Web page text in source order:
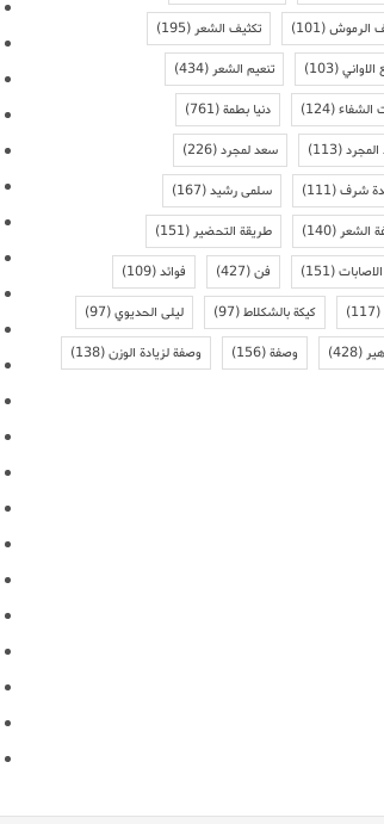
الرموش(101) تكثيف الشعر(195)
الاواني(103) تنعيم الشعر(434)
الشفاء(124) دنيا بطمة(761)
(113) سعد لمجرد(226)
شرف(111) سلمى رشيد(167)
الشعر(140) طريقة التحضير(151)
(151) فن(427) فوائد(109)
(117) كيكة بالشكلاط(97) ليلى الحديوي(97)
(428) وصفة(156) وصفة لزيادة الوزن(138)